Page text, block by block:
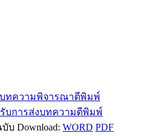
ทความพิจารณาตีพิมพ์
บการส่งบทความตีพิมพ์
บ Download: WORD PDF